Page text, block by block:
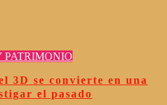
PATRIMONIO
3D se convierte en una
el pasado